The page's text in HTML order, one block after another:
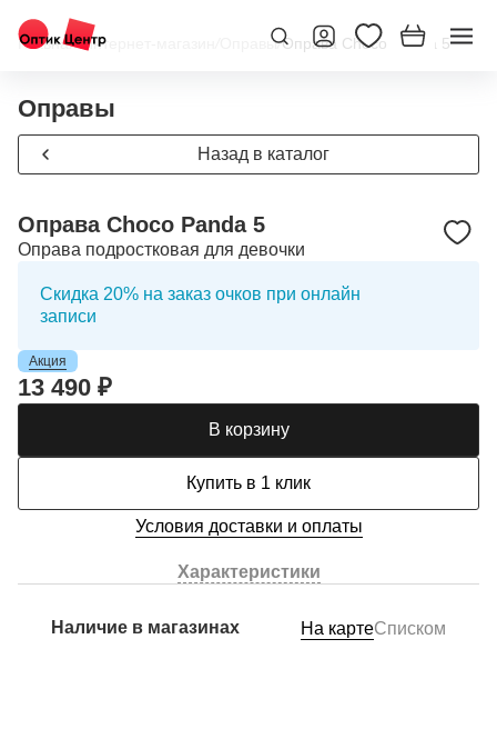
Главная/Интернет-магазин Оправы/Оправа Choco Panda 5
Оправы
Назад в каталог
Оправа Choco Panda 5
Оправа подростковая для девочки
Скидка 20% на заказ очков при онлайн
записи
Акция
13 490 ₽
В корзину
Купить в 1 клик
Условия доставки и оплаты
Характеристики
Наличие в магазинах На картеСписком